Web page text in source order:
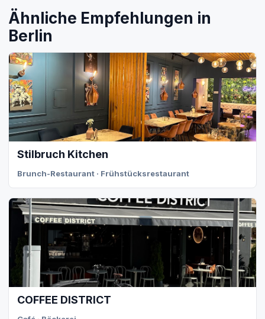
Ähnliche Empfehlungen in
Berlin
Stilbruch Kitchen
Brunch-Restaurant · Frühstücksrestaurant
COFFEE DISTRICT